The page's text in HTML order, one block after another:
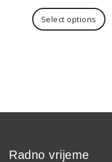
Select options
Radno vrijeme